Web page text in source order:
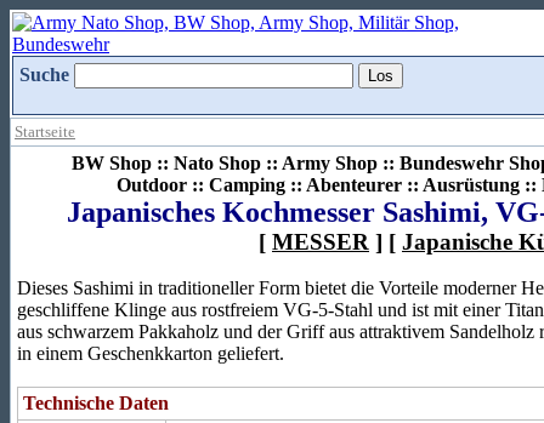
Suche
Startseite
BW Shop :: Nato Shop :: Army Shop :: Bundeswehr
Outdoor :: Camping :: Abenteurer :: Ausrüstung ::
Japanisches Kochmesser Sashimi,
[ MESSER ] [ Japanische
Dieses Sashimi in traditioneller Form bietet die Vorteile moderner
geschliffene Klinge aus rostfreiem VG-5-Stahl und ist mit einer
aus schwarzem Pakkaholz und der Griff aus attraktivem
in einem Geschenkkarton geliefert.
Technische Daten